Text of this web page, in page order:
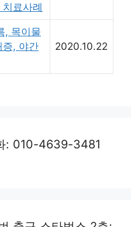
료사례
, 목이물
증, 야간
2020.10.22
: 010-4639-3481